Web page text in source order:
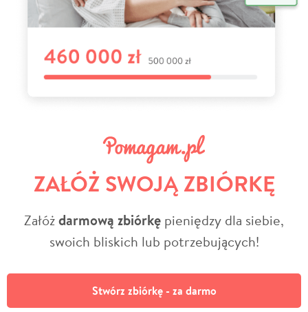
ZAŁÓŻ SWOJĄ ZBIÓRKĘ
Załóżdarmową zbiórkę pieniędzy dla siebie,
swoich bliskich lub potrzebujących!
Stwórz zbiórkę - za darmo